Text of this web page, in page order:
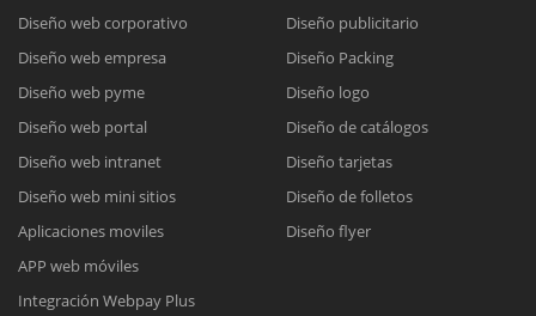
Diseño web corporativo
Diseño web empresa
Diseño web pyme
Diseño web portal
Diseño web intranet
Diseño web mini sitios
Aplicaciones moviles
APP web móviles
Integración Webpay Plus
Diseño publicitario
Diseño Packing
Diseño logo
Diseño de catálogos
Diseño tarjetas
Diseño de folletos
Diseño flyer